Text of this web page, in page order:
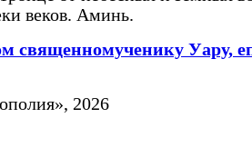
веков. Аминь.
священномученику Уару,
2026